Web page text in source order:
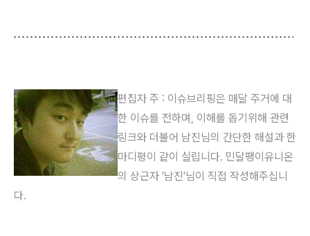
편집자 주 : 이슈브리핑은 매달 주거에 대
한 이슈를 전하며, 이해를 돕기위해 관련
링크와 더불어 남진님의 간단한 해설과 한
마디평이 같이 실립니다. 민달팽이유니온
의 상근자 '남진'님이 직접 작성해주십니
다.